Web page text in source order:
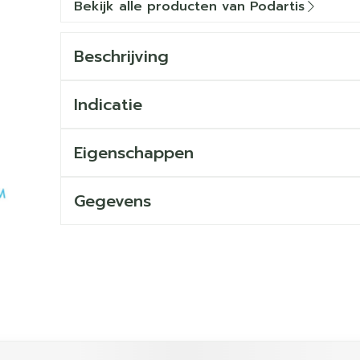
Bekijk alle producten van Podartis
Beschrijving
Indicatie
Eigenschappen
Gegevens